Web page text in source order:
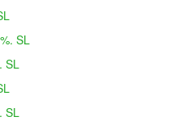
SL
SL
SL